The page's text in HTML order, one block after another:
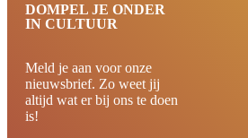
DOMPEL JE ONDER
IN CULTUUR
Meld je aan voor onze
nieuwsbrief. Zo weet jij
altijd wat er bij ons te doen
is!